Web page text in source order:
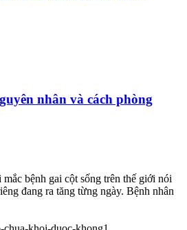
nhân và cách phòng
bệnh gai cột sống trên thế giới nói
đang ra tăng từng ngày. Bệnh nhân